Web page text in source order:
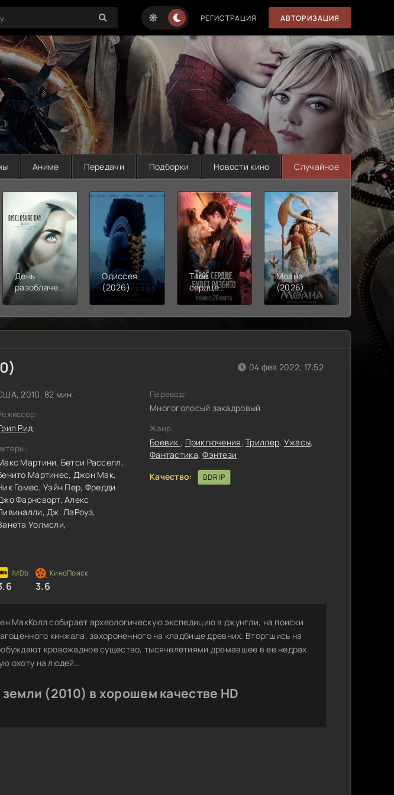
РЕГИСТРАЦИЯ АВТОРИЗАЦИЯ
Аниме Передачи Подборки Новости кино Случайное
День
разоблачения
Одиссея
(2026)
Твое
сердце
будет
(2026)
Моана
(2026)
Смерть
Робина
(2026)
2010, 82 мин.
Рид
Мартини, Бетси Расселл,
Мартинес, Джон Мак,
Гомес,Уэйн Пер, Фредди
Фарнсворт,Алекс
Дж. ЛаРоуз,
Уолмсли,
3.6
04 фев 2022, 17:52
Перевод:
Многоголосый закадровый
Жанр:
Боевик , Приключения,Триллер, Ужасы,
Фантастика,Фэнтези
Качество:
BDRIP
МакКолл собирает археологическую экспедицию в джунгли, на поиски
кинжала, захороненного на кладбище древних. Вторгшись на
кровожадное существо, тысячелетиями дремавшее в ее недрах.
охоту на людей…
(2010) в хорошем качестве HD